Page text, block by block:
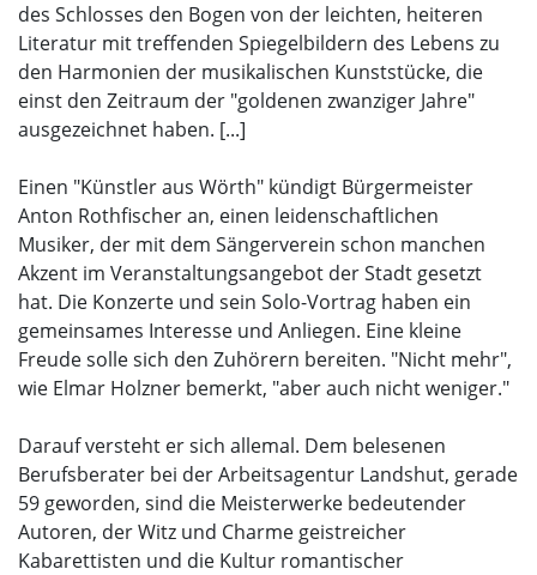
des Schlosses den Bogen von der leichten, heiteren
Literatur mit treffenden Spiegelbildern des Lebens zu
den Harmonien der musikalischen Kunststücke, die
einst den Zeitraum der "goldenen zwanziger Jahre"
ausgezeichnet haben. [...]
Einen "Künstler aus Wörth" kündigt Bürgermeister
Anton Rothfischer an, einen leidenschaftlichen
Musiker, der mit dem Sängerverein schon manchen
Akzent im Veranstaltungsangebot der Stadt gesetzt
hat. Die Konzerte und sein Solo-Vortrag haben ein
gemeinsames Interesse und Anliegen. Eine kleine
Freude solle sich den Zuhörern bereiten. "Nicht mehr",
wie Elmar Holzner bemerkt, "aber auch nicht weniger."
Darauf versteht er sich allemal. Dem belesenen
Berufsberater bei der Arbeitsagentur Landshut, gerade
59 geworden, sind die Meisterwerke bedeutender
Autoren, der Witz und Charme geistreicher
Kabarettisten und die Kultur romantischer